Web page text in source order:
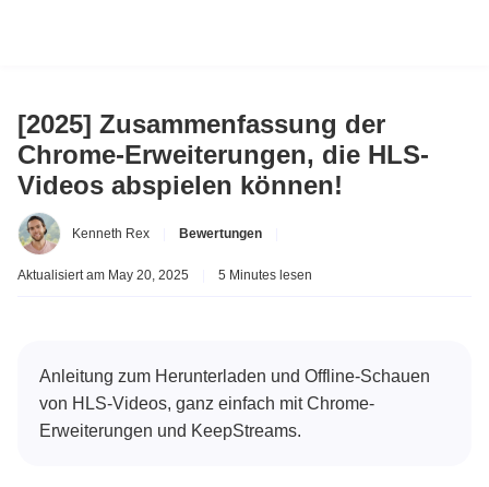
[2025] Zusammenfassung der
Chrome-Erweiterungen, die HLS-
Videos abspielen können!
Kenneth Rex Bewertungen
Aktualisiert am May 20, 2025 5 Minutes lesen
Anleitung zum Herunterladen und Offline-Schauen
von HLS-Videos, ganz einfach mit Chrome-
Erweiterungen und KeepStreams.